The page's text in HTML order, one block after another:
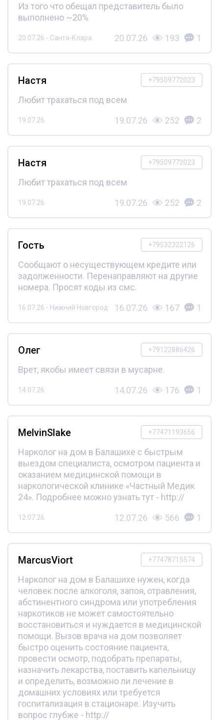
Из того что обещал представитель было
выполнено ~20%
20.07.26 - Санта-Клара 20.07.26 193 1
+79509772023
Настя
Любит трахаться под всем
19.07.26 19.07.26 252 2
+79509772023
Настя
Любит трахаться под всем
19.07.26 19.07.26 252 2
+79532322126
Гость
Сообщают о несуществующем кредите или
задолженности. Перенаправляют на другие
номера. Просят коды из смс.
16.07.26 - Нижний Новгород 16.07.26 167 1
+79122886426
Олег
Врет, якобы имеет связи в мусарне.
14.07.26 14.07.26 176 1
+77471193656
MelvinSlake
Нарколог на дом в Балашихе с быстрым
выездом специалиста, осмотром пациента и
оказанием медицинской помощи в
наркологической клинике «Частный Медик
24». Подробнее можно узнать тут - http://
12.07.26 12.07.26 566 1
+77478715574
MarcusViort
Нарколог на дом в Балашихе нужен, когда
человек после алкоголя, запоя, отравления,
абстинентного синдрома или употребления
наркотиков не может самостоятельно
восстановиться и нуждается в медицинской
помощи. Вызов врача на дом позволяет
быстро оценить состояние пациента,
провести осмотр, подобрать препараты,
назначить лекарства, поставить капельницу
и определить, возможно ли лечение в
домашних условиях или требуется
госпитализация в стационаре. Изучить
вопрос глубже - http://